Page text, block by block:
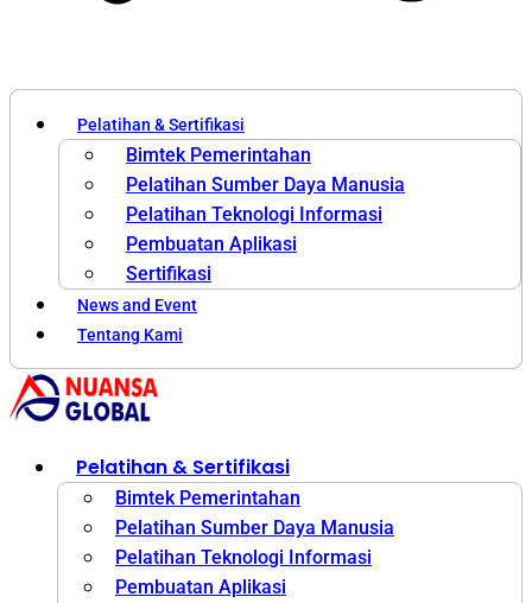
Pelatihan & Sertifikasi
Bimtek Pemerintahan
Pelatihan Sumber Daya Manusia
Pelatihan Teknologi Informasi
Pembuatan Aplikasi
Sertifikasi
News and Event
Tentang Kami
Pelatihan & Sertifikasi
Bimtek Pemerintahan
Pelatihan Sumber Daya Manusia
Pelatihan Teknologi Informasi
Pembuatan Aplikasi